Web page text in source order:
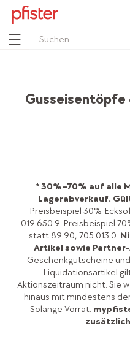
Töpfe & Pfannen
Gusseisentöpfe
* 30%–70% auf alle
Lagerabverkauf.
Preisbeispiel 30%:
019.650.9. Preisbeispiel
statt 89.90, 705.013.0.
Artikel sowie
Geschenkgutscheine
Liquidationsartikel
Aktionszeitraum nicht. Sie
hinaus mit mindestens
Solange Vorrat.